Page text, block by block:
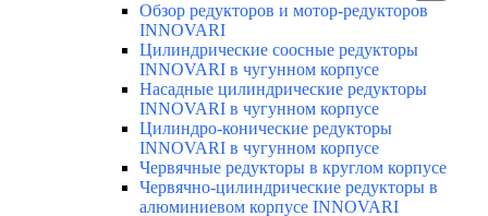
Обзор редукторов и мотор-редукторов
INNOVARI
Цилиндрические соосные редукторы
INNOVARI в чугунном корпусе
Насадные цилиндрические редукторы
INNOVARI в чугунном корпусе
Цилиндро-конические редукторы
INNOVARI в чугунном корпусе
Червячные редукторы в круглом корпусе
Червячно-цилиндрические редукторы в
алюминиевом корпусе INNOVARI